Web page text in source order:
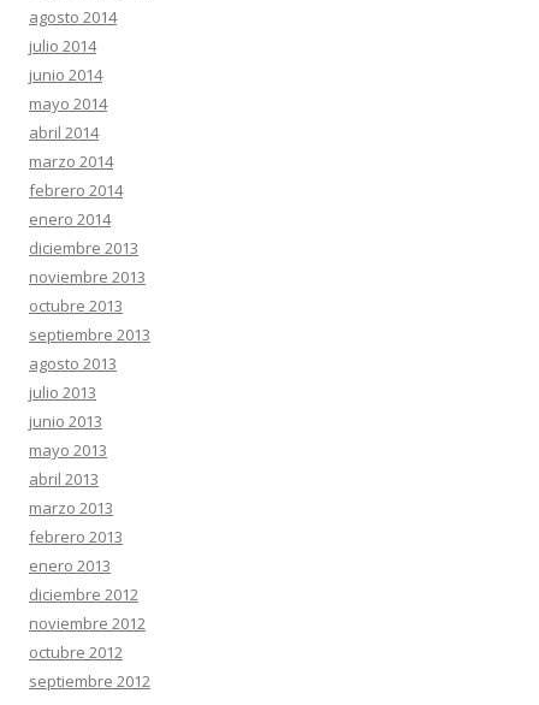
agosto 2014
julio 2014
junio 2014
mayo 2014
abril 2014
marzo 2014
febrero 2014
enero 2014
diciembre 2013
noviembre 2013
octubre 2013
septiembre 2013
agosto 2013
julio 2013
junio 2013
mayo 2013
abril 2013
marzo 2013
febrero 2013
enero 2013
diciembre 2012
noviembre 2012
octubre 2012
septiembre 2012